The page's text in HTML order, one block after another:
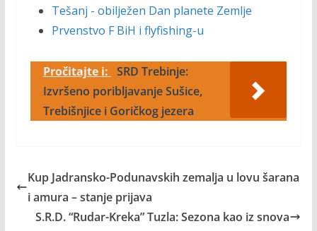
Tešanj - obilježen Dan planete Zemlje
Prvenstvo F BiH i flyfishing-u
Pročitajte i: SRD Trebinje:
Izvršeno poribljavanje Sušice,
Trebišnjice i Goričkog jezera
Kup Jadransko-Podunavskih zemalja u lovu šarana
i amura – stanje prijava
S.R.D. “Rudar-Kreka” Tuzla: Sezona kao iz snova